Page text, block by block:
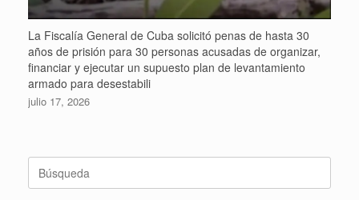
La Fiscalía General de Cuba solicitó penas de hasta 30
años de prisión para 30 personas acusadas de organizar,
financiar y ejecutar un supuesto plan de levantamiento
armado para desestabili
julio 17, 2026
Buscar: